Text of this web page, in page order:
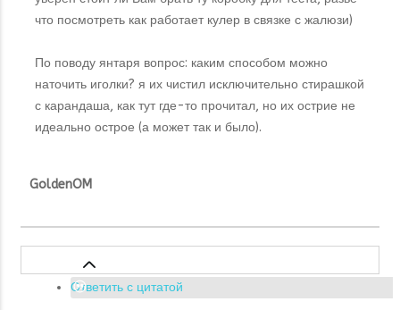
что посмотреть как работает кулер в связке с жалюзи)
По поводу янтаря вопрос: каким способом можно
наточить иголки? я их чистил исключительно стирашкой
с карандаша, как тут где-то прочитал, но их острие не
идеально острое (а может так и было).
GoldenOM
Ответить с цитатой